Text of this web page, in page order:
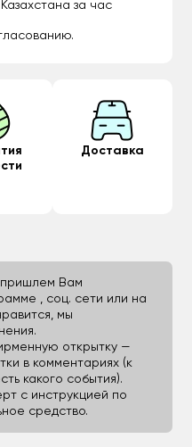
за час
Доставка
пришлем Вам
, соц. сети или на
мы
открытку —
в комментариях (к
какого события).
с инструкцией по
средство.